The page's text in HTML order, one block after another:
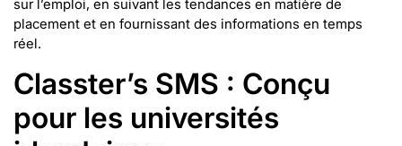
sur l’emploi, en suivant les tendances en matière de
placement et en fournissant des informations en temps
réel.
Classter’s SMS : Conçu
pour les universités